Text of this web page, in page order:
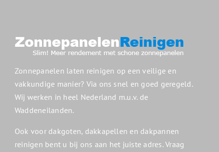
Zonnepanelen laten reinigen op een veilige en
vakkundige manier? Via ons snel en goed geregeld.
Wij werken in heel Nederland m.u.v. de
Waddeneilanden.
Ook voor dakgoten, dakkapellen en dakpannen
reinigen bent u bij ons aan het juiste adres. Vraag